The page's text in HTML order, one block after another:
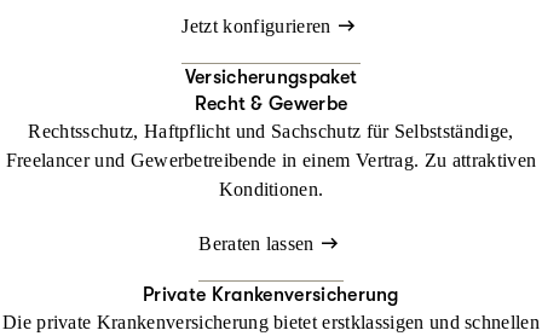
Jetzt konfigurieren
Versicherungspaket
Recht & Gewerbe
Rechtsschutz, Haftpflicht und Sachschutz für Selbstständige,
Freelancer und Gewerbetreibende in einem Vertrag. Zu attraktiven
Konditionen.
Beraten lassen
Private Krankenversicherung
Die private Krankenversicherung bietet erstklassigen und schnellen